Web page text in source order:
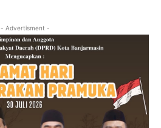
- Advertisment -